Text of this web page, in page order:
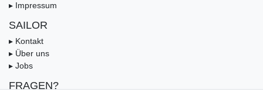
▸ Impressum
SAILOR
▸ Kontakt
▸ Über uns
▸ Jobs
FRAGEN?